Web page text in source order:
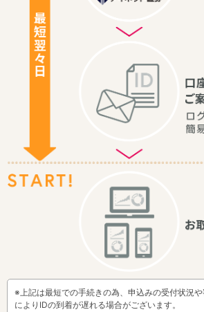
※上記は最短での手続きの為、申込みの受付状況
によりIDの到着が遅れる場合がございます。